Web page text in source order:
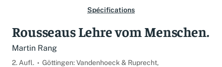
Spécifications
Rousseaus Lehre vom Menschen.
Martin Rang
2. Aufl. Göttingen: Vandenhoeck & Ruprecht,